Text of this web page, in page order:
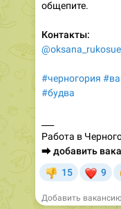
общепите.
Контакты:
#черногория
#будва
Работа в
⮕добавить
15 9
Добавить